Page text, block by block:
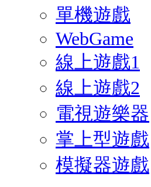
單機遊戲
WebGame
線上遊戲1
線上遊戲2
電視遊樂器
掌上型遊戲
模擬器遊戲